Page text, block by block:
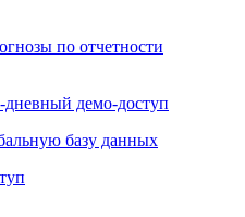
по отчетности
дневный демо-доступ
базу данных